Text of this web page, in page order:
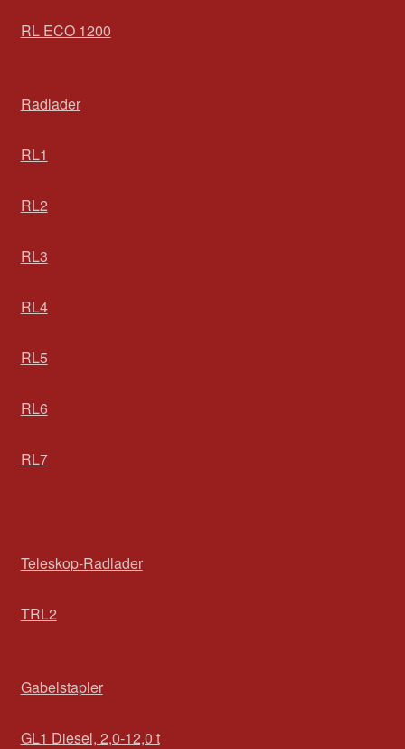
RL ECO 1200
Radlader
RL1
RL2
RL3
RL4
RL5
RL6
RL7
Teleskop-Radlader
TRL2
Gabelstapler
GL1 Diesel, 2,0-12,0 t